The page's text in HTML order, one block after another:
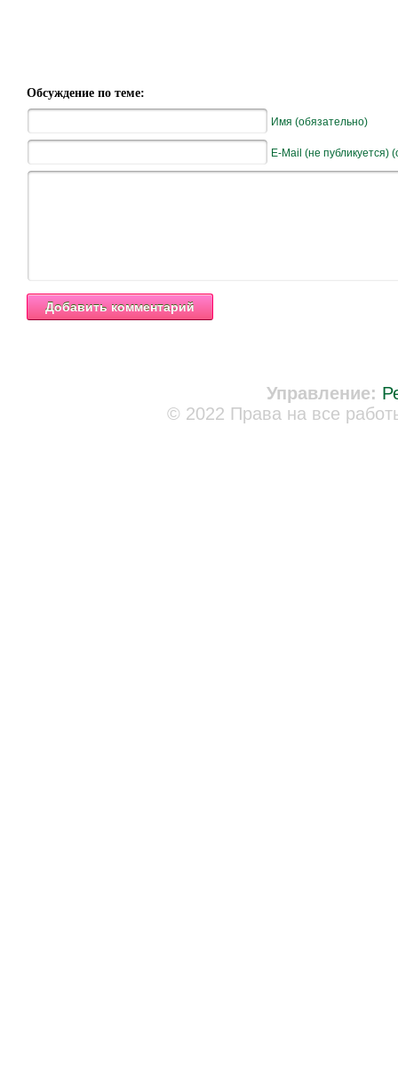
Обсуждение по теме:
Имя (обязательно)
E-Mail (не публикуется)
Управление:
© 2022 Права на все